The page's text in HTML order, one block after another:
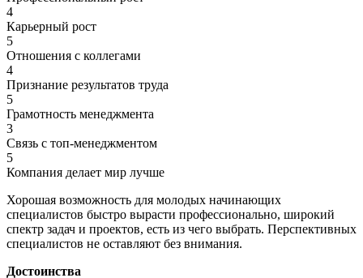
4
Карьерный рост
5
Отношения с коллегами
4
Признание результатов труда
5
Грамотность менеджмента
3
Связь с топ-менеджментом
5
Компания делает мир лучше
Хорошая возможность для молодых начинающих
специалистов быстро вырасти профессионально, широкий
спектр задач и проектов, есть из чего выбрать. Перспективных
специалистов не оставляют без внимания.
Достоинства